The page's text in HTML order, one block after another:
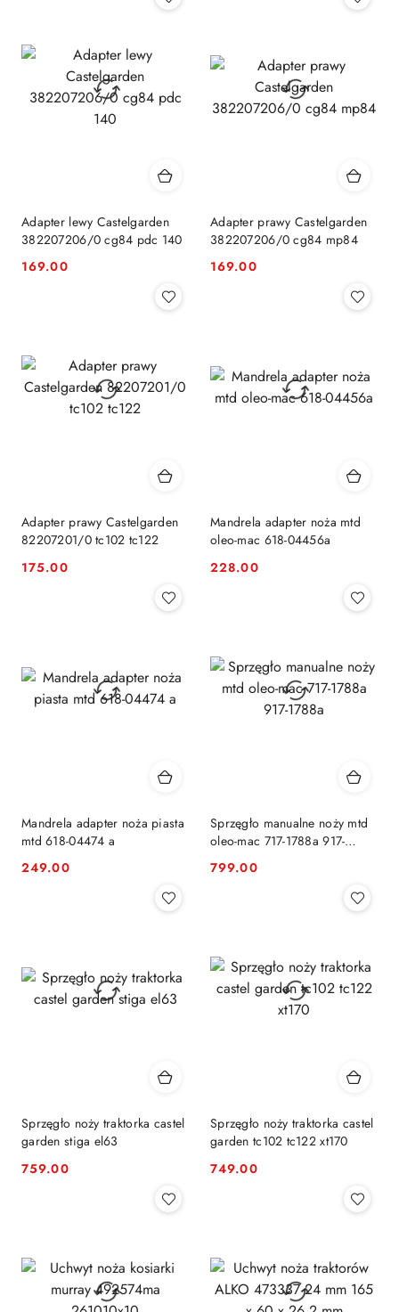
Adapter lewy Castelgarden
382207206/0 cg84 pdc 140
Cena:
169.00
Adapter prawy Castelgarden
382207206/0 cg84 mp84
Cena:
169.00
Adapter prawy Castelgarden
82207201/0 tc102 tc122
Cena:
175.00
Mandrela adapter noża mtd
oleo-mac 618-04456a
Cena:
228.00
Mandrela adapter noża piasta
mtd 618-04474 a
Cena:
249.00
Sprzęgło manualne noży mtd
oleo-mac 717-1788a 917-
Cena:
799.00
Sprzęgło noży traktorka castel
garden stiga el63
Cena:
759.00
Sprzęgło noży traktorka castel
garden tc102 tc122 xt170
Cena:
749.00